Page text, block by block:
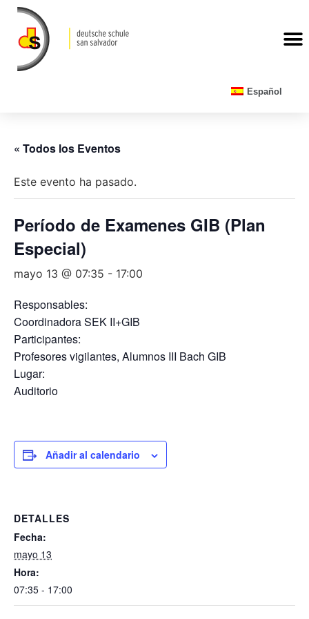
Español
« Todos los Eventos
Este evento ha pasado.
Período de Examenes GIB (Plan
Especial)
mayo 13 @ 07:35 - 17:00
Responsables:
Coordinadora SEK II+GIB
Participantes:
Profesores vigilantes, Alumnos III Bach GIB
Lugar:
Auditorio
Añadir al calendario
DETALLES
Fecha:
mayo 13
Hora:
07:35 - 17:00